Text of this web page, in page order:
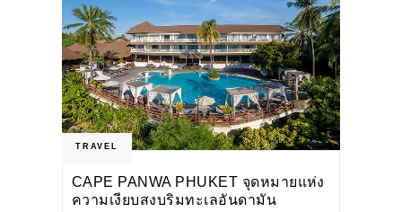
TRAVEL
CAPE PANWA PHUKET จุดหมายแห่ง
ความเงียบสงบริมทะเลอันดามัน